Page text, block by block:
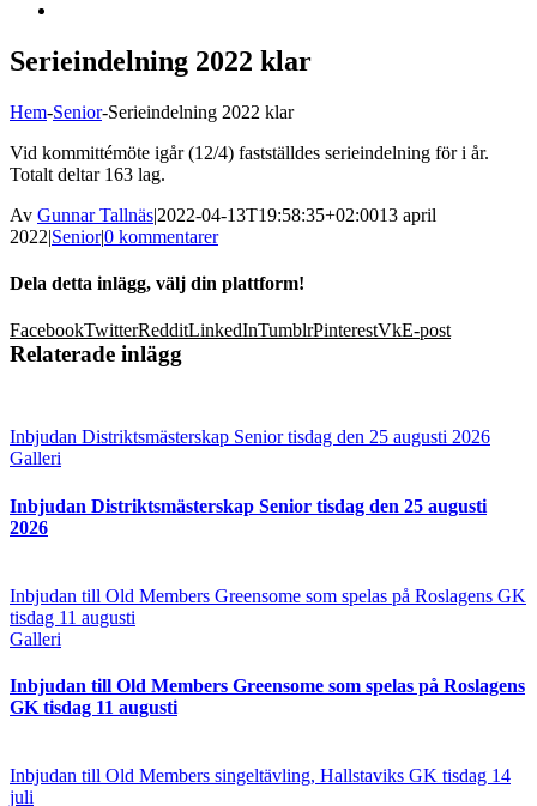
Serieindelning 2022 klar
Hem-Senior-Serieindelning 2022 klar
Vid kommittémöte igår (12/4) fastställdes serieindelning för i år.
Totalt deltar 163 lag.
Av Gunnar Tallnäs|2022-04-13T19:58:35+02:0013 april
2022|Senior|0 kommentarer
Dela detta inlägg, välj din plattform!
FacebookTwitterRedditLinkedInTumblrPinterestVkE-post
Relaterade inlägg
Inbjudan Distriktsmästerskap Senior tisdag den 25 augusti 2026
Galleri
Inbjudan Distriktsmästerskap Senior tisdag den 25 augusti
2026
Inbjudan till Old Members Greensome som spelas på Roslagens GK
tisdag 11 augusti
Galleri
Inbjudan till Old Members Greensome som spelas på Roslagens
GK tisdag 11 augusti
Inbjudan till Old Members singeltävling, Hallstaviks GK tisdag 14
juli